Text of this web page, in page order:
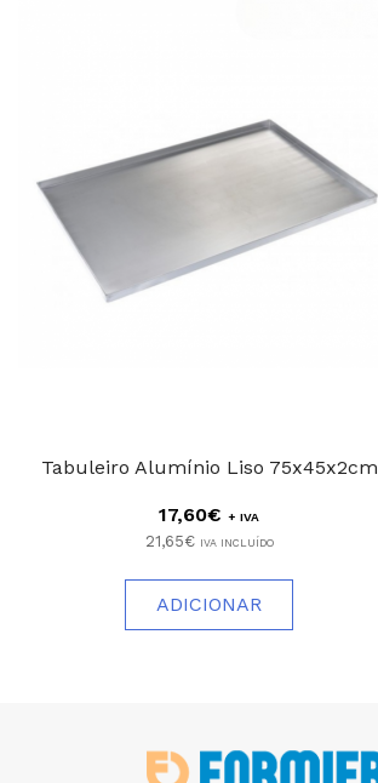
Tabuleiro Alumínio Liso 75x45x2cm
17,60€ + IVA
21,65€ IVA INCLUÍDO
ADICIONAR